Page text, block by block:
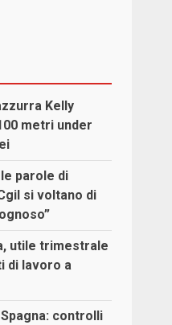
Kelly
metri under
parole di
si voltano di
utile trimestrale
di lavoro a
controlli